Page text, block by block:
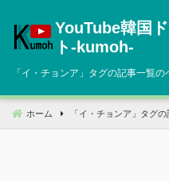
へ
動
YouTube韓国
ト‐kumoh‐
「イ・チョンア 」タグの記事一覧の
ホーム 「 イ・チョンア 」タグ